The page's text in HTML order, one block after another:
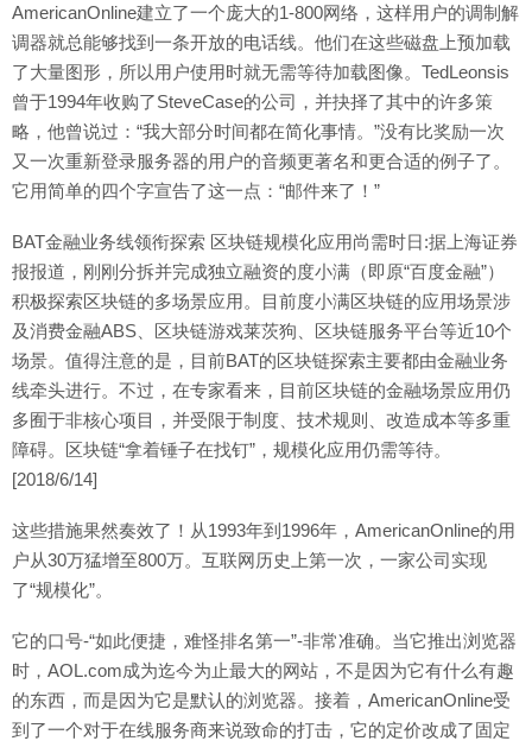
AmericanOnline建立了一个庞大的1-800网络，这样用户的调制解
调器就总能够找到一条开放的电话线。他们在这些磁盘上预加载
了大量图形，所以用户使用时就无需等待加载图像。TedLeonsis
曾于1994年收购了SteveCase的公司，并抉择了其中的许多策
略，他曾说过：“我大部分时间都在简化事情。”没有比奖励一次
又一次重新登录服务器的用户的音频更著名和更合适的例子了。
它用简单的四个字宣告了这一点：“邮件来了！”
BAT金融业务线领衔探索 区块链规模化应用尚需时日:据上海证券
报报道，刚刚分拆并完成独立融资的度小满（即原“百度金融”）
积极探索区块链的多场景应用。目前度小满区块链的应用场景涉
及消费金融ABS、区块链游戏莱茨狗、区块链服务平台等近10个
场景。值得注意的是，目前BAT的区块链探索主要都由金融业务
线牵头进行。不过，在专家看来，目前区块链的金融场景应用仍
多囿于非核心项目，并受限于制度、技术规则、改造成本等多重
障碍。区块链“拿着锤子在找钉”，规模化应用仍需等待。
[2018/6/14]
这些措施果然奏效了！从1993年到1996年，AmericanOnline的用
户从30万猛增至800万。互联网历史上第一次，一家公司实现
了“规模化”。
它的口号-“如此便捷，难怪排名第一”-非常准确。当它推出浏览器
时，AOL.com成为迄今为止最大的网站，不是因为它有什么有趣
的东西，而是因为它是默认的浏览器。接着，AmericanOnline受
到了一个对于在线服务商来说致命的打击，它的定价改成了固定